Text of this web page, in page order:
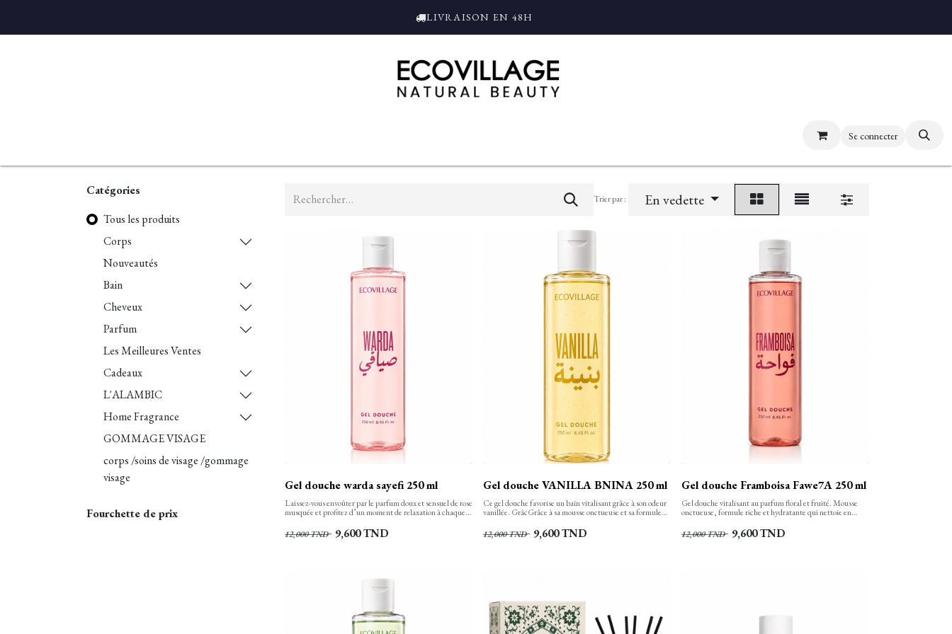
LIVRAISON EN 48H
Se connecter
Catégories
Tous les produits
Corps
Nouveautés
Bain
Cheveux
Parfum
Les Meilleures Ventes
Cadeaux
L'ALAMBIC
Home Fragrance
GOMMAGE VISAGE
corps /soins de visage /gommage
visage
Fourchette de prix
Trier par : En vedette
Gel douche warda sayefi 250 ml
Laissez-vous envoûter par le parfum doux et sensuel de rose
musquée et profitez d’un moment de relaxation à chaque
peau tout en finesse et la laisse propre, confortable et
soyeusement douce. Sa texture onctueuse, aux notes
12,000TND 9,600TND
Gel douche VANILLA BNINA 250 ml
Ce gel douche favorise un bain vitalisant grâce à son odeur
vanillée. GrâcGrâce à sa mousse onctueuse et sa formule
subtilement parfumé. Votre peau est ainsi bien protégée et
hydratée.
12,000TND 9,600TND
Gel douche Framboisa Fawe7A 250 ml
Gel douche vitalisant au parfum floral et fruité. Mousse
onctueuse, formule riche et hydratante qui nettoie en
parfumée.
12,000TND 9,600TND